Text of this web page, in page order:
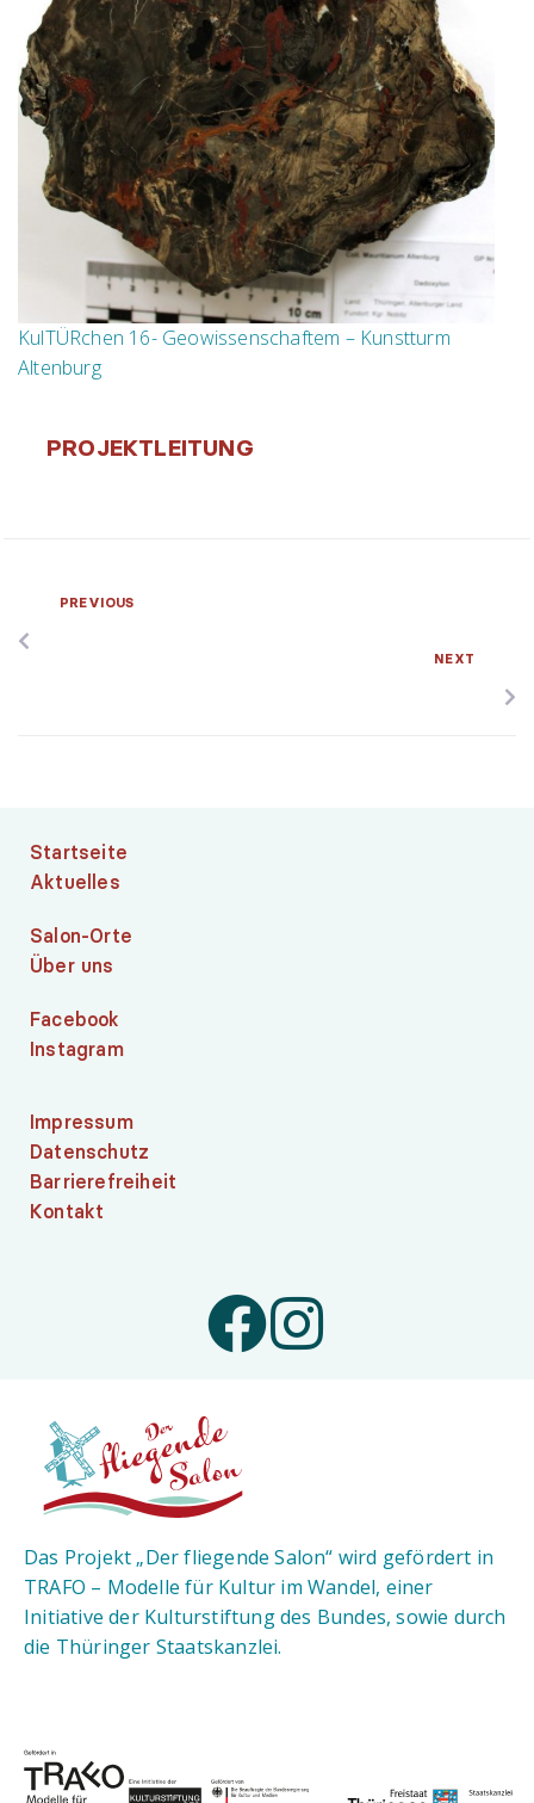
KulTÜRchen 16- Geowissenschaftem – Kunstturm
Altenburg
PROJEKTLEITUNG
PREVIOUS
NEXT
Startseite
Aktuelles
Salon-Orte
Über uns
Facebook
Instagram
Impressum
Datenschutz
Barrierefreiheit
Kontakt
Das Projekt „Der fliegende Salon“ wird gefördert in
TRAFO – Modelle für Kultur im Wandel, einer
Initiative der Kulturstiftung des Bundes, sowie durch
die Thüringer Staatskanzlei.